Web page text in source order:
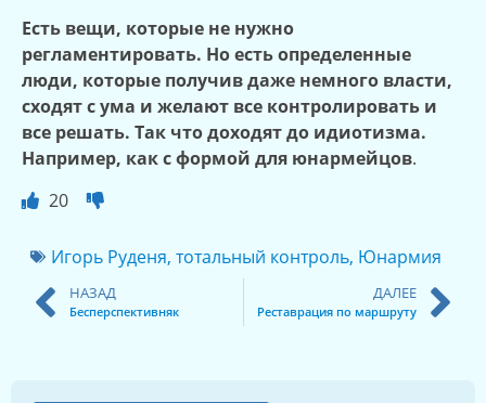
Есть вещи, которые не нужно
регламентировать. Но есть определенные
люди, которые получив даже немного власти,
сходят с ума и желают все контролировать и
все решать. Так что доходят до идиотизма.
Например, как с формой для юнармейцов.
20
Игорь Руденя, тотальный контроль, Юнармия
НАЗАД
Бесперспективняк
ДАЛЕЕ
Реставрация по маршруту